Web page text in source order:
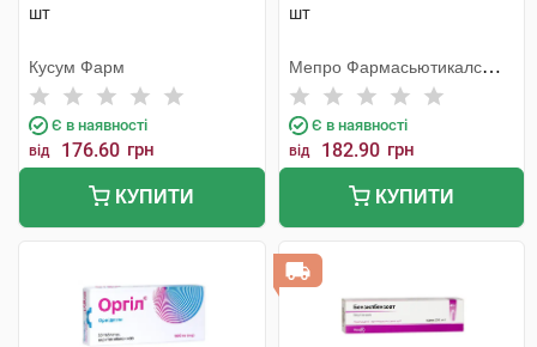
шт
Кусум Фарм
Є в наявності
від 176.60 грн
КУПИТИ
шт
Мепро Фармасьютикалс
Пріват
Є в наявності
від 182.90 грн
КУПИТИ